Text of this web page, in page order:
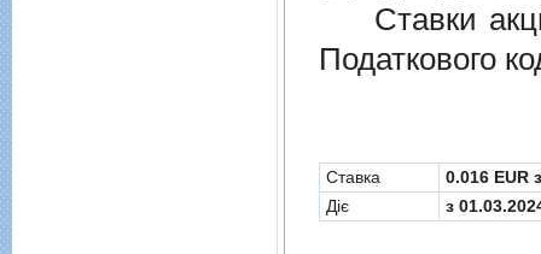
Ставки
Податкового
Cтавка
0.016 EUR
Діє
з